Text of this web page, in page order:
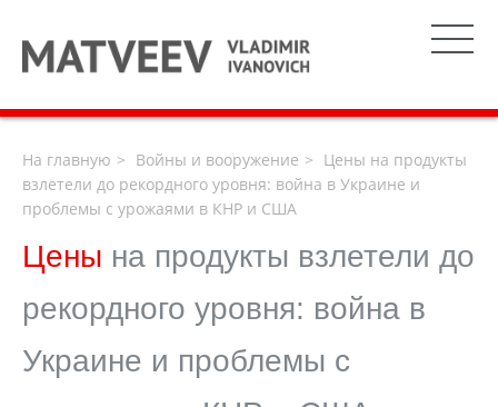
На главную Войны и вооружение
Цены на продукты
взлетели до рекордного уровня: война в Украине и
проблемы с урожаями в КНР и США
Цены на продукты взлетели до
рекордного уровня: война в
Украине и проблемы с